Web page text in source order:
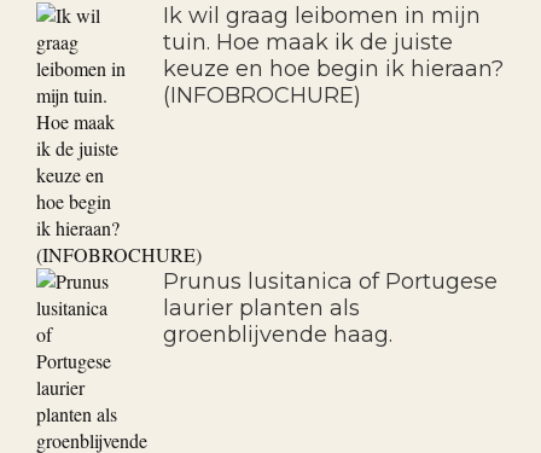
Ik wil graag leibomen in mijn
tuin. Hoe maak ik de juiste
keuze en hoe begin ik hieraan?
(INFOBROCHURE)
Prunus lusitanica of Portugese
laurier planten als
groenblijvende haag.